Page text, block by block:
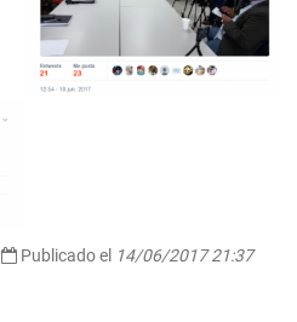
Publicado el 14/06/2017 21:37